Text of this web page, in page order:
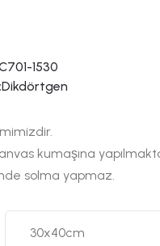
1530
Dikdörtgen
kumaşına
solma yapmaz.